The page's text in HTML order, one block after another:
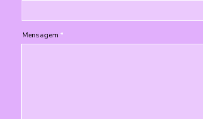
Mensagem